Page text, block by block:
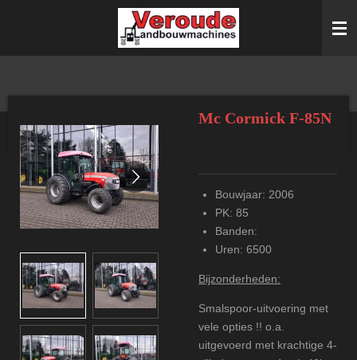
Mc Cormick F-85N
Bouwjaar: 2006
PK: 85
Banden:
Uren: 6500
Bijzonderheden:
Smalspoor-uitvoering met
vele opties !! o.a.
uitgevoerd met krachtige 4-